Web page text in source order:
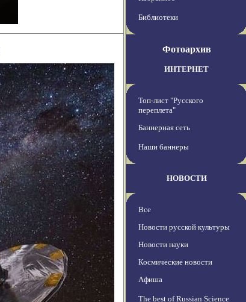
Библиотеки
Фотоархив
ИНТЕРНЕТ
Топ-лист "Русского
переплета"
Баннерная сеть
Наши баннеры
НОВОСТИ
Все
Новости русской культуры
Новости науки
Космические новости
Афиша
The best of Russian Science